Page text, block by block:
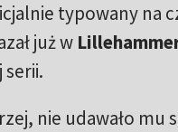
typowany na
już w
serii.
nie udawało